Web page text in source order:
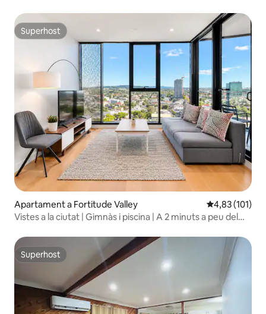
Superhost
Superhost
Apartament a Fortitude Valley 4,83 de
4,83 (101)
Vistes a la ciutat | Gimnàs i piscina | A 2 minuts a peu del
Superhost
Superhost